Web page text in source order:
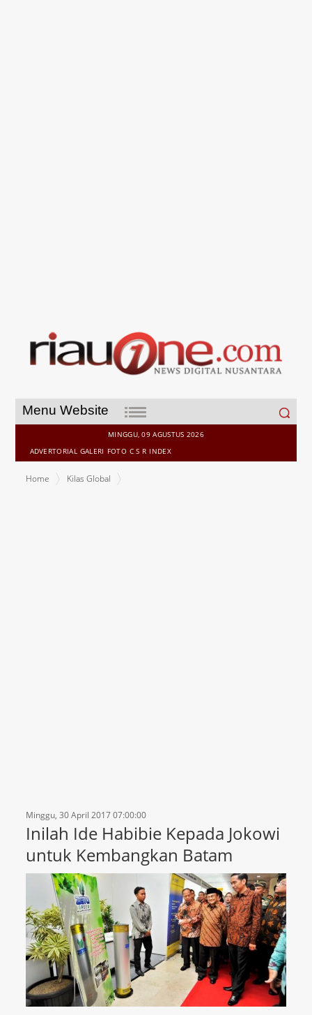
Menu Website
Search
for:
MINGGU, 09 AGUSTUS 2026
ADVERTORIAL GALERI FOTO C S R INDEX
Home
Kilas Global
Minggu, 30 April 2017 07:00:00
Inilah Ide Habibie Kepada Jokowi
untuk Kembangkan Batam